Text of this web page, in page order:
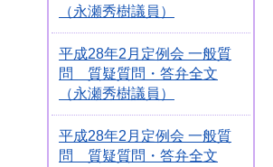
（永瀬秀樹議員）
平成28年2月定例会 一般質
問 質疑質問・答弁全文
（永瀬秀樹議員）
平成28年2月定例会 一般質
問 質疑質問・答弁全文